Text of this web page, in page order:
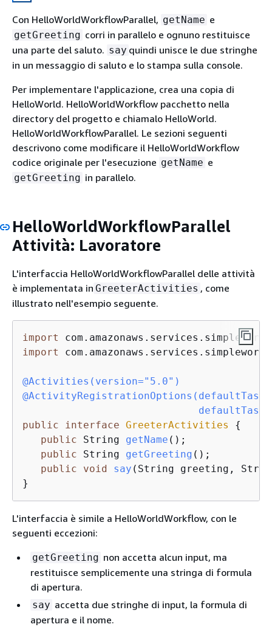
Con HelloWorldWorkflowParallel, getName e
getGreeting corri in parallelo e ognuno restituisce
una parte del saluto. say quindi unisce le due stringhe
in un messaggio di saluto e lo stampa sulla console.
Per implementare l'applicazione, crea una copia di
HelloWorld. HelloWorldWorkflow pacchetto nella
directory del progetto e chiamalo HelloWorld.
HelloWorldWorkflowParallel. Le sezioni seguenti
descrivono come modificare il HelloWorldWorkflow
codice originale per l'esecuzione getName e
getGreeting in parallelo.
HelloWorldWorkflowParallel
Attività: Lavoratore
L'interfaccia HelloWorldWorkflowParallel delle attività
è implementata in GreeterActivities , come
illustrato nell'esempio seguente.
import
import
@Activities(version="5.0")
public
interface GreeterActivities
{
public String getName () ;
public String getGreeting () ;
public
void say (String greeting,
}
L'interfaccia è simile a HelloWorldWorkflow, con le
seguenti eccezioni:
getGreeting non accetta alcun input, ma
restituisce semplicemente una stringa di formula
di apertura.
say accetta due stringhe di input, la formula di
apertura e il nome.